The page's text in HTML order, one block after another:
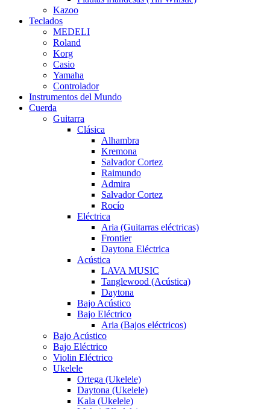
Kazoo
Teclados
MEDELI
Roland
Korg
Casio
Yamaha
Controlador
Instrumentos del Mundo
Cuerda
Guitarra
Clásica
Alhambra
Kremona
Salvador Cortez
Raimundo
Admira
Salvador Cortez
Rocío
Eléctrica
Aria (Guitarras eléctricas)
Frontier
Daytona Eléctrica
Acústica
LAVA MUSIC
Tanglewood (Acústica)
Daytona
Bajo Acústico
Bajo Eléctrico
Aria (Bajos eléctricos)
Bajo Acústico
Bajo Eléctrico
Violin Eléctrico
Ukelele
Ortega (Ukelele)
Daytona (Ukelele)
Kala (Ukelele)